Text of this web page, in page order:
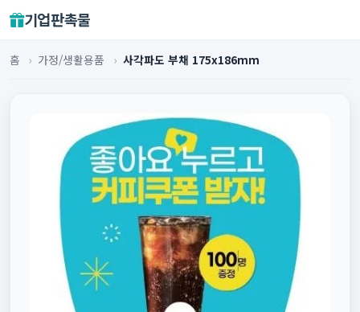
기업판촉물
홈 › 가정/생활용품 › 사각파도 부채 175x186mm